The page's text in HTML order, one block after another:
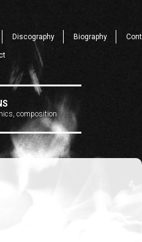
Discography Biography Cont
composition